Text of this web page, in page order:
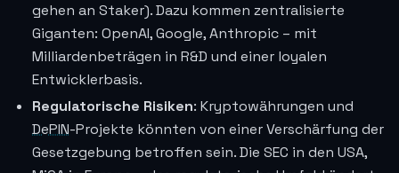
gehen an Staker). Dazu kommen zentralisierte
Giganten: OpenAI, Google, Anthropic – mit
Milliardenbeträgen in R&D und einer loyalen
Entwicklerbasis.
Regulatorische Risiken: Kryptowährungen und
DePIN-Projekte könnten von einer Verschärfung der
Gesetzgebung betroffen sein. Die SEC in den USA,